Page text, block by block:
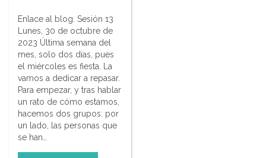
Enlace al blog. Sesión 13
Lunes, 30 de octubre de
2023 Última semana del
mes, solo dos días, pues
el miércoles es fiesta. La
vamos a dedicar a repasar.
Para empezar, y tras hablar
un rato de cómo estamos,
hacemos dos grupos: por
un lado, las personas que
se han…